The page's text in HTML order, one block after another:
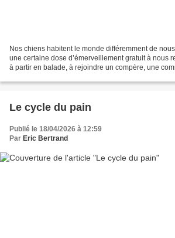
Nos chiens habitent le monde différemment de
une certaine dose d’émerveillement gratuit à nous
à partir en balade, à rejoindre un compère, une
Le cycle du pain
Publié le 18/04/2026 à 12:59
Par Eric Bertrand